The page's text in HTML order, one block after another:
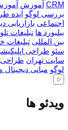
CRM آموزش
بررسی لوگو ایده
اجتماعی بازاریابی
بیلبورد ها تبلیغات
بین المللی تبلیغات
سئو طراحی
سایت تهران
لوگو مبانی دیجیتال
ویدئو ها